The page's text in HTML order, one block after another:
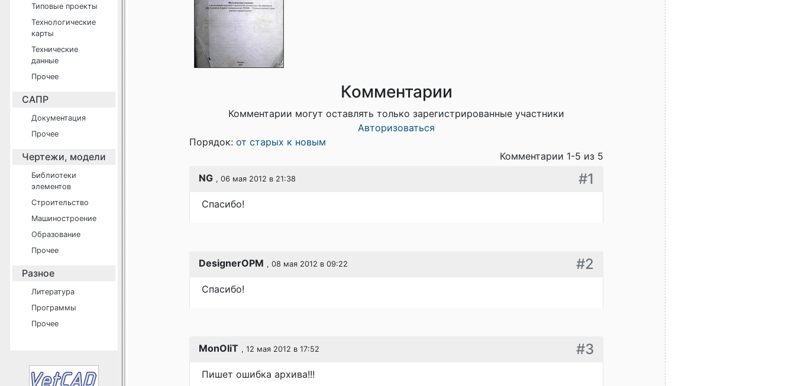
Типовые проекты
Технологические
карты
Технические
данные
Прочее
САПР
Документация
Прочее
Чертежи, модели
Библиотеки
элементов
Строительство
Машиностроение
Образование
Прочее
Разное
Литература
Программы
Прочее
Комментарии
Комментарии могут оставлять только зарегистрированные участники
Авторизоваться
Порядок: от старых к новым
Комментарии 1-5 из 5
NG , 06 мая 2012 в 21:38 #1
Спасибо!
DesignerOPM , 08 мая 2012 в 09:22 #2
Спасибо!
MonOliT , 12 мая 2012 в 17:52 #3
Пишет ошибка архива!!!